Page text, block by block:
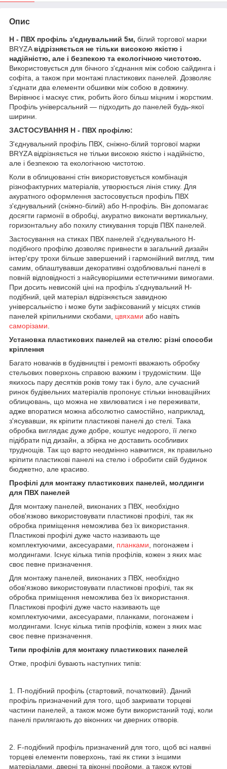
Опис
Н - ПВХ профіль з'єднувальний 5м, білий торгової марки
BRYZA відрізняється не тільки високою якістю і
надійністю, але і безпекою та екологічною чистотою.
Використовується для бічного з'єднання між собою сайдинга і
софіта, а також при монтажі пластикових панелей. Дозволяє
з'єднати два елементи обшивки між собою в довжину.
Вирівнює і маскує стик, робить його більш міцним і жорстким.
Профіль універсальний — підходить до панелей будь-якої
ширини.
ЗАСТОСУВАННЯ Н - ПВХ профілю:
З'єднувальний профіль ПВХ, сніжно-білий торгової марки
BRYZA відрізняється не тільки високою якістю і надійністю,
але і безпекою та екологічною чистотою.
Коли в облицюванні стін використовується комбінація
різнофактурних матеріалів, утворюється лінія стику. Для
акуратного оформлення застосовується профіль ПВХ
з'єднувальний (сніжно-білий) або H-профіль. Він допомагає
досягти гармонії в обробці, акуратно виконати вертикальну,
горизонтальну або похилу стикування торців ПВХ панелей.
Застосування на стиках ПВХ панелей з'єднувального Н-
подібного профілю дозволяє привнести в загальний дизайн
інтер'єру трохи більше завершений і гармонійний вигляд, тим
самим, облаштувавши декоративні оздоблювальні панелі в
повній відповідності з найсуворішими естетичними вимогами.
При досить невисокій ціні на профіль з'єднувальний Н-
подібний, цей матеріал відрізняється завидною
універсальністю і може бути зафіксований у місцях стиків
панелей кріпильними скобами, цвяхами або навіть
саморізами
Установка пластикових панелей на стелю: різні способи
кріплення
Багато новачків в будівництві і ремонті вважають обробку
стельових поверхонь справою важким і трудомістким. Ще
якихось пару десятків років тому так і було, але сучасний
ринок будівельних матеріалів пропонує стільки інноваційних
облицювань, що можна не хвилюватися і не переживати,
адже впоратися можна абсолютно самостійно, наприклад,
з'ясувавши, як кріпити пластикові панелі до стелі. Така
обробка виглядає дуже добре, коштує недорого, її легко
підібрати під дизайн, а збірка не доставить особливих
труднощів. Так що варто неодмінно навчитися, як правильно
кріпити пластикові панелі на стелю і обробити свій будинок
бюджетно, але красиво.
Профілі для монтажу пластикових панелей, молдинги
для ПВХ панелей
Для монтажу панелей, виконаних з ПВХ, необхідно
обов'язково використовувати пластикові профілі, так як
обробка приміщення неможлива без їх використання.
Пластикові профілі дуже часто називають ще
комплектуючими, аксесуарами, планками , погонажем і
молдингами. Існує кілька типів профілів, кожен з яких має
своє певне призначення.
Для монтажу панелей, виконаних з ПВХ, необхідно
обов'язково використовувати пластикові профілі, так як
обробка приміщення неможлива без їх використання.
Пластикові профілі дуже часто називають ще
комплектуючими, аксесуарами, планками, погонажем і
молдингами. Існує кілька типів профілів, кожен з яких має
своє певне призначення.
Типи профілів для монтажу пластикових панелей
Отже, профілі бувають наступних типів:
1. П-подібний профіль (стартовий, початковий). Даний
профіль призначений для того, щоб закривати торцеві
частини панелей, а також може бути використаний тоді, коли
панелі прилягають до віконних чи дверних отворів.
2. F-подібний профіль призначений для того, щоб всі наявні
торцеві елементи поверхонь, такі як стики з іншими
матеріалами, дверні та віконні пройоми, а також кутові